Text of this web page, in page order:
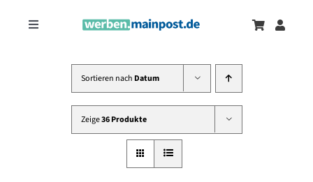
InhaltToggle
Marketingtrends
Neu
Zeitungsanzeigen
Sortieren nach Datum
Zeige36 Produkte